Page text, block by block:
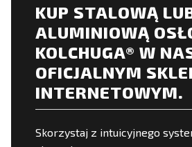
KUP STALOWĄ
ALUMINIOWĄ
KOLCHUGA® W
OFICJALNYM
INTERNETOWYM.
Skorzystaj z intuicyjnego